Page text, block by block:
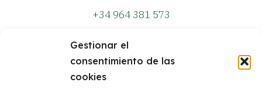
Gestionar el
consentimiento de las
cookies
+34 964 381 573